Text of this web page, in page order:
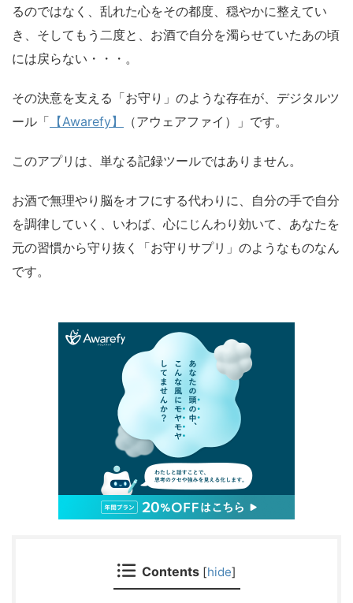
るのではなく、乱れた心をその都度、穏やかに整えてい
き、そしてもう二度と、お酒で自分を濁らせていたあの頃
には戻らない・・・。
その決意を支える「お守り」のような存在が、デジタルツ
ール「 【Awarefy】 （アウェアファイ）」です。
このアプリは、単なる記録ツールではありません。
お酒で無理やり脳をオフにする代わりに、自分の手で自分
を調律していく、いわば、心にじんわり効いて、あなたを
元の習慣から守り抜く「お守りサプリ」のようなものなん
です。
Contents [hide]